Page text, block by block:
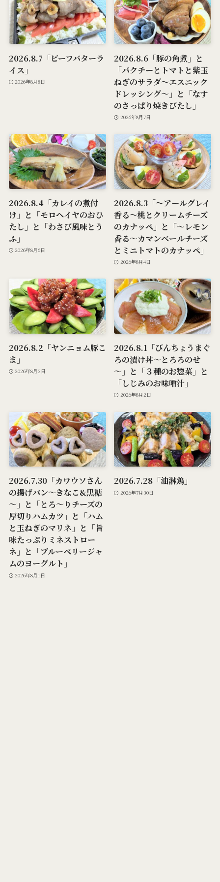
2026.8.7「ビーフバターラ
イス」
2026年8月8日
2026.8.6「豚の角煮」と
「パクチーとトマトと紫玉
ねぎのサラダ～エスニック
ドレッシング～」と「なす
のさっぱり焼きびたし」
2026年8月7日
2026.8.4「カレイの煮付
け」と「モロヘイヤのおひ
たし」と「わさび風味とう
ふ」
2026年8月6日
2026.8.3「～アールグレイ
香る～桃とクリームチーズ
のカナッペ」と「～レモン
香る～カマンベールチーズ
とミニトマトのカナッペ」
2026年8月4日
2026.8.2「ヤンニョム豚こ
ま」
2026年8月3日
2026.8.1「びんちょうまぐ
ろの漬け丼～とろろのせ
～」と「３種のお惣菜」と
「しじみのお味噌汁」
2026年8月2日
2026.7.30「カワウソさん
の揚げパン～きなこ&黒糖
～」と「とろ～りチーズの
厚切りハムカツ」と「ハム
と玉ねぎのマリネ」と「旨
味たっぷりミネストロー
ネ」と「ブルーベリージャ
ムのヨーグルト」
2026年8月1日
2026.7.28「油淋鶏」
2026年7月30日